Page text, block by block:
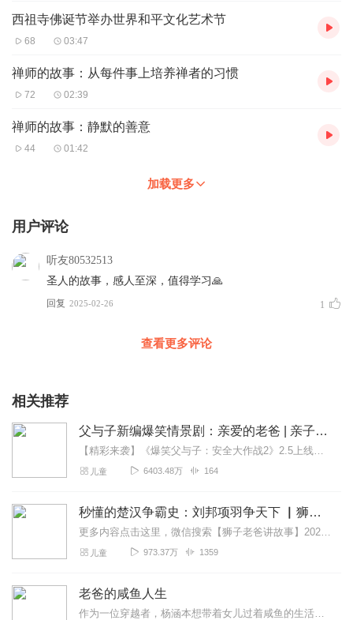
西祖寺佛诞节举办世界和平文化艺术节
68 03:47
禅师的故事：从每件事上培养禅者的习惯
72 02:39
禅师的故事：静默的善意
44 01:42
加载更多
用户评论
听友80532513
圣人的故事，感人至深，值得学习🙏
回复 2025-02-26 1
查看更多评论
相关推荐
父与子新编爆笑情景剧：亲爱的老爸 | 亲子笑话
【精彩来袭】《爆笑父与子：安全大作战2》2.5上线！《爆笑父与子：万物变变变2》12.11上线《父与子脑力大比拼2》11.20上线《爆笑父与子：我是孩子王2》9...
儿童 6403.48万 164
秒懂的楚汉争霸史：刘邦项羽争天下 ▏狮子老爸
更多内容点击这里，微信搜索【狮子老爸讲故事】2026暑假去哪玩？看什么？和狮爸一起重走水浒路～【大明皇帝朱元璋】最新专辑:一开局一个碗，小乞丐如何夺天下?【四大...
儿童 973.37万 1359
老爸的咸鱼人生
作为一位穿越者，杨涵本想带着女儿过着咸鱼的生活，没事就穿着拖鞋去收收租。直到女儿十六岁这一年，她走上了娱乐圈的明星之路。为了让女儿轻松踏上明星之路，杨涵不得不动...